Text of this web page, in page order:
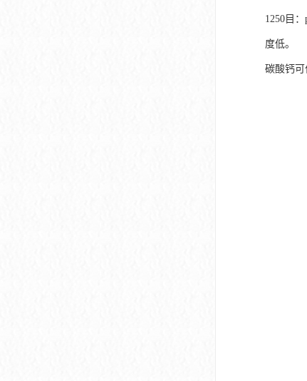
1250目
度低。
碳酸钙可